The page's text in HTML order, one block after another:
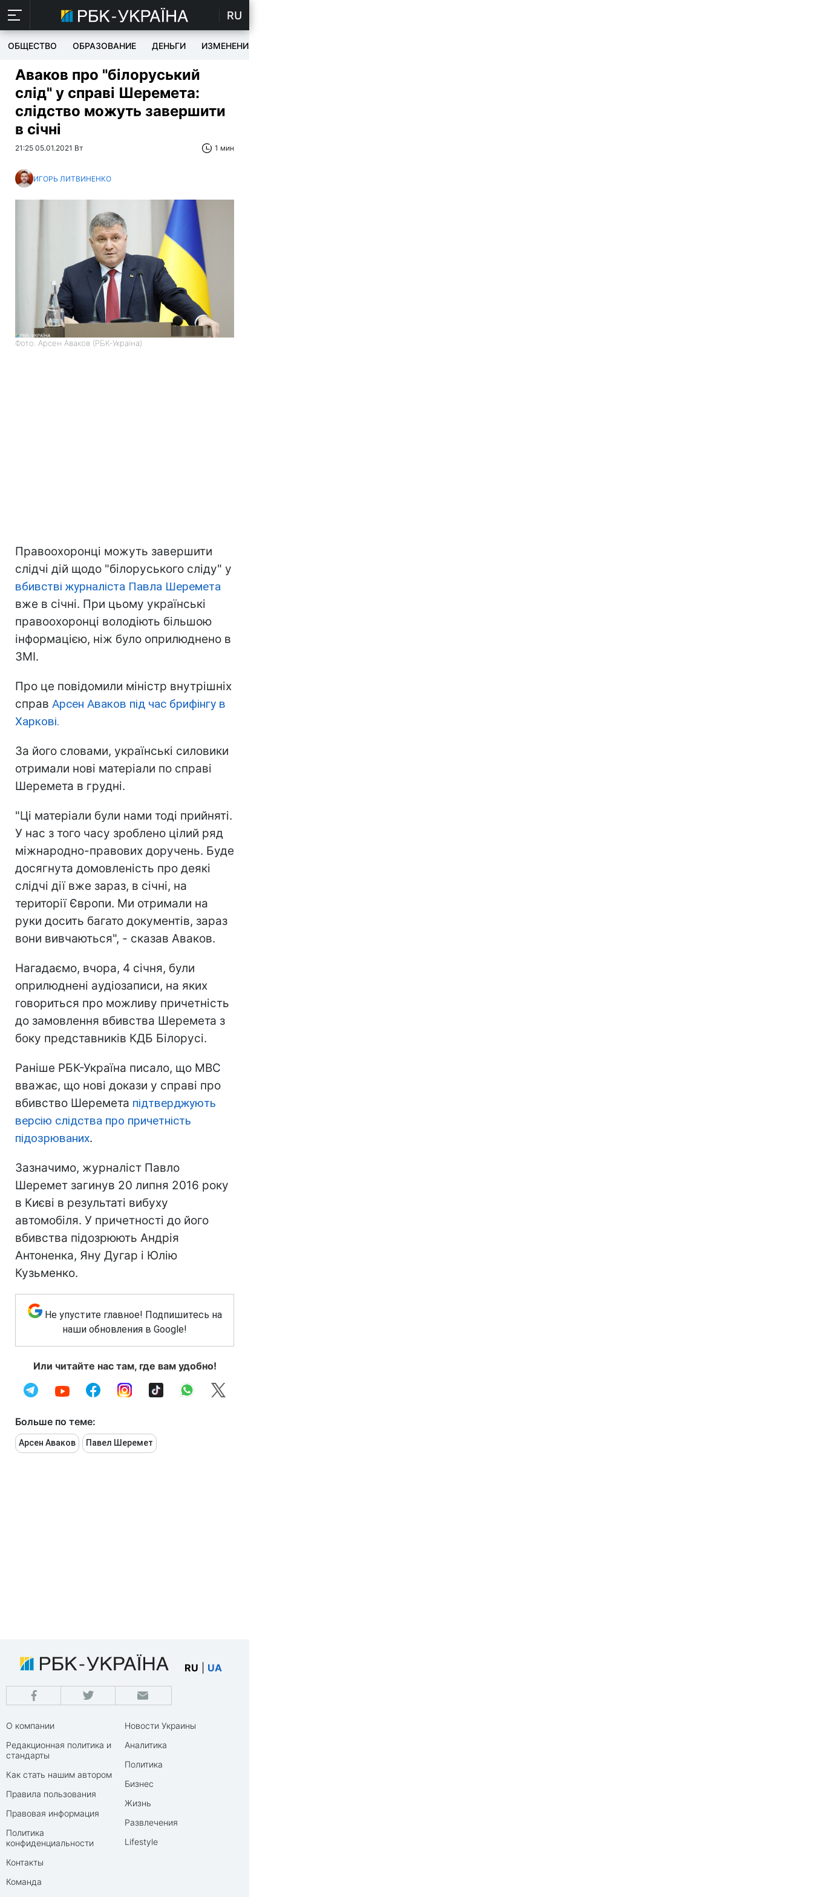
RU
ОБЩЕСТВО ОБРАЗОВАНИЕ ДЕНЬГИ ИЗМЕНЕНИЯ
Аваков про "білоруський
слід" у справі Шеремета:
слідство можуть завершити
в січні
21:25 05.01.2021 Вт 1 мин
ИГОРЬ ЛИТВИНЕНКО
Фото: Арсен Аваков (РБК-Україна)
Правоохоронці можуть завершити
слідчі дій щодо "білоруського сліду" у
вбивстві журналіста Павла Шеремета
вже в січні. При цьому українські
правоохоронці володіють більшою
інформацією, ніж було оприлюднено в
ЗМІ.
Про це повідомили міністр внутрішніх
справ Арсен Аваков під час брифінгу в
Харкові.
За його словами, українські силовики
отримали нові матеріали по справі
Шеремета в грудні.
"Ці матеріали були нами тоді прийняті.
У нас з того часу зроблено цілий ряд
міжнародно-правових доручень. Буде
досягнута домовленість про деякі
слідчі дії вже зараз, в січні, на
території Європи. Ми отримали на
руки досить багато документів, зараз
вони вивчаються", - сказав Аваков.
Нагадаємо, вчора, 4 січня, були
оприлюднені аудіозаписи, на яких
говориться про можливу причетність
до замовлення вбивства Шеремета з
боку представників КДБ Білорусі.
Раніше РБК-Україна писало, що МВС
вважає, що нові докази у справі про
вбивство Шеремета підтверджують
версію слідства про причетність
підозрюваних.
Зазначимо, журналіст Павло
Шеремет загинув 20 липня 2016 року
в Києві в результаті вибуху
автомобіля. У причетності до його
вбивства підозрюють Андрія
Антоненка, Яну Дугар і Юлію
Кузьменко.
Не упустите главное! Подпишитесь на
наши обновления в Google!
Или читайте нас там, где вам удобно!
Больше по теме:
Арсен Аваков Павел Шеремет
RU UA
О компании
Редакционная политика и
стандарты
Как стать нашим автором
Правила пользования
Правовая информация
Политика
конфиденциальности
Контакты
Команда
Новости Украины
Аналитика
Политика
Бизнес
Жизнь
Развлечения
Lifestyle